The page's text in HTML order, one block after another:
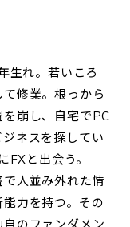
生れ。若いころ
修業。根っから
崩し、自宅でPC
ネスを探してい
FXと出会う。
人並み外れた情
力を持つ。その